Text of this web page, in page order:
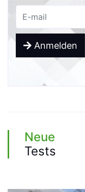
Anmelden
Neue
Tests